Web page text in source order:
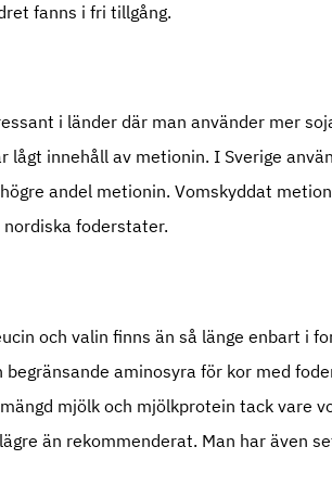
fanns i fri tillgång.
i länder där man använder mer
lågt innehåll av metionin. I Sverige
andel metionin. Vomskyddat
foderstater.
och valin finns än så länge enbart i
aminosyra för kor med
mjölk och mjölkprotein tack vare
än rekommenderat. Man har även